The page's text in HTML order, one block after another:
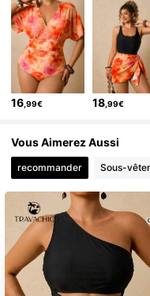
16 ,99€ 18 ,99€
Vous Aimerez Aussi
recommander Sous-